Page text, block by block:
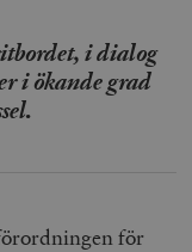
i dialog
i ökande grad
för